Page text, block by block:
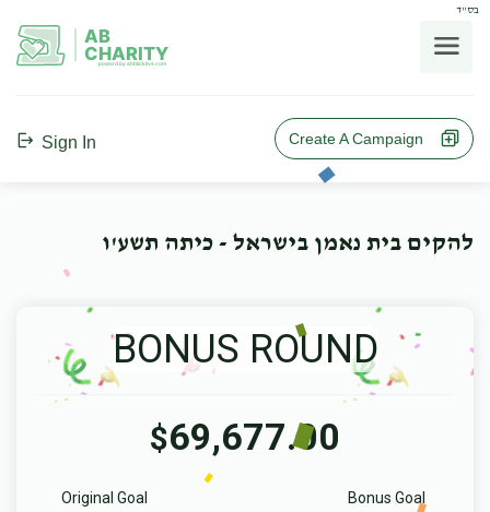
בס"ד
AB
CHARITY
powerd by ahblicklive.com
Sign In Create A Campaign
להקים בית נאמן בישראל - כיתה תשע'ו
BONUS ROUND
$69,677.00
Bonus Goal
Original Goal